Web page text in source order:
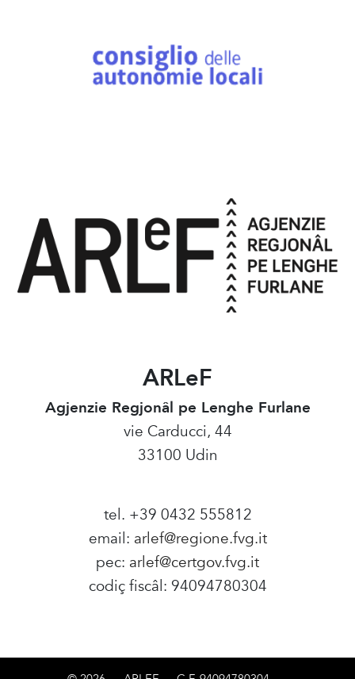
ARLeF
Agjenzie Regjonâl pe Lenghe Furlane
vie Carducci, 44
33100 Udin
tel. +39 0432 555812
email: arlef@regione.fvg.it
pec: arlef@certgov.fvg.it
codiç fiscâl: 94094780304